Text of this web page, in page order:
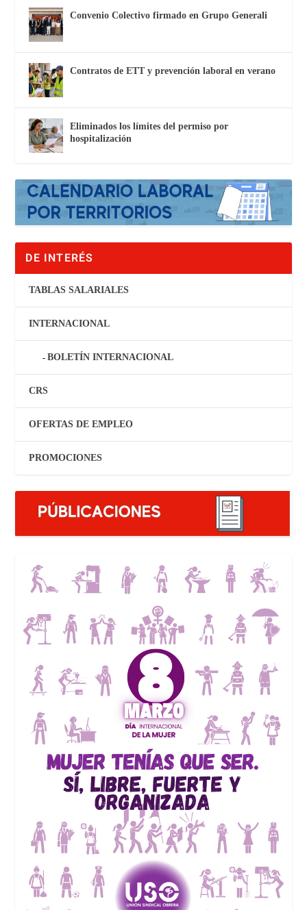
Convenio Colectivo firmado en Grupo Generali
Contratos de ETT y prevención laboral en verano
Eliminados los límites del permiso por
hospitalización
DE INTERÉS
TABLAS SALARIALES
INTERNACIONAL
BOLETÍN INTERNACIONAL
CRS
OFERTAS DE EMPLEO
PROMOCIONES